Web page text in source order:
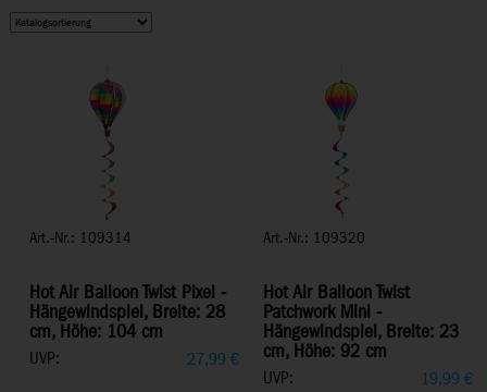
Art.-Nr.: 109314
Hot Air Balloon Twist Pixel -
Hängewindspiel, Breite: 28
cm, Höhe: 104 cm
UVP: 27,99 €
Art.-Nr.: 109320
Hot Air Balloon Twist
Patchwork Mini -
Hängewindspiel, Breite: 23
cm, Höhe: 92 cm
UVP: 19,99 €